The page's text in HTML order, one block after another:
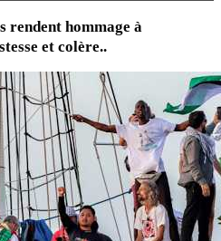
rendent hommage à
et colère..